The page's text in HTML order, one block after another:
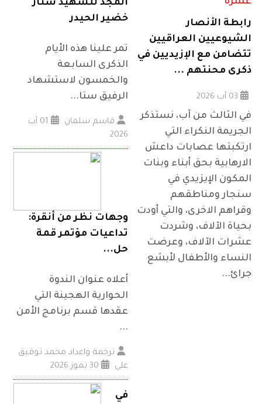
رابطة الأنصار
الشيوعيين العراقيين
تتضامن مع الإزيديين في
ذكرى محنتهم ...
في الثالث من آب، نستذكر
الجريمة النكراء التي
ارتكبتها عصابات داعش
الارهابية بحق أبناء وبنات
المكون الإيزيدي في
سنجار ومناطقهم
وقراهم الاخرى، والتي أودت
بحياة الآلاف، وشردت
عشرات الآلاف، وعرضت
النساء والأطفال لأبشع
جرائ...
المجد للشهيد ستار
خضير الحيدر
تمر علينا هذه الأيام
الذكرى السابعة
والخمسون لاستشهاد
الرفيق ستا...
قاسم سلمان
01 آب
2026
وجهات نظر من أنقرة:
تداعيات مؤتمر قمة
حل...
أعلاه عنوان الندوة
الحوارية الهجينة التي
عقدها قسم برنامج الأمن
...
ترجمة واعداد محمد توفيق
علي
في